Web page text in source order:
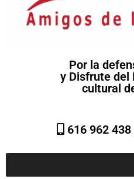
Por la
y Disfrute del
cultural
616 962